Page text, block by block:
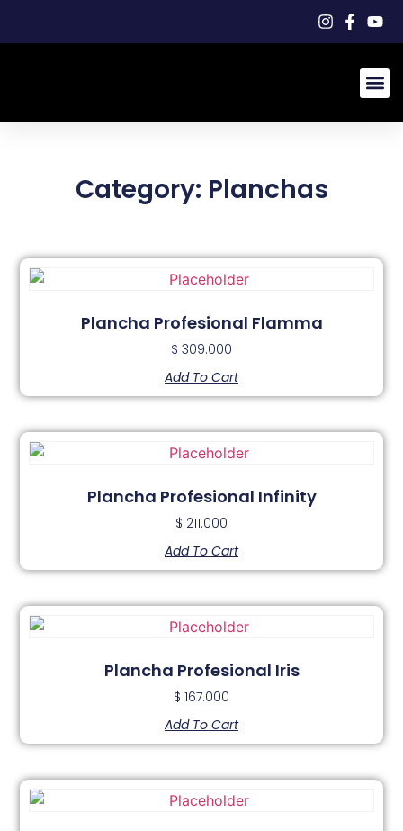
Category: Planchas
Plancha Profesional Flamma
$ 309.000
Add To Cart
Plancha Profesional Infinity
$ 211.000
Add To Cart
Plancha Profesional Iris
$ 167.000
Add To Cart